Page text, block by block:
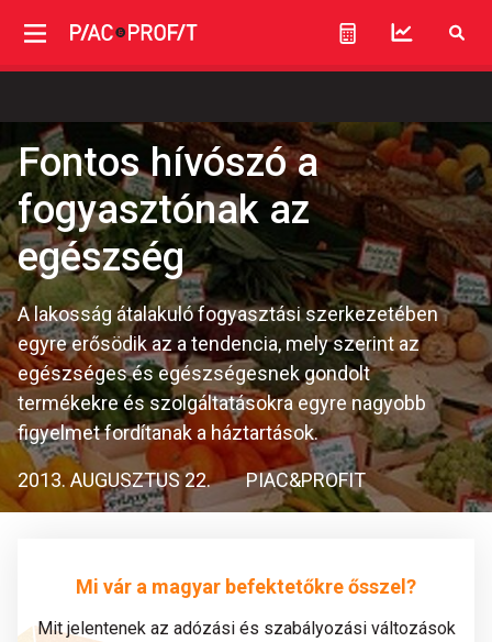
Fontos hívószó a
fogyasztónak az
egészség
A lakosság átalakuló fogyasztási szerkezetében
egyre erősödik az a tendencia, mely szerint az
egészséges és egészségesnek gondolt
termékekre és szolgáltatásokra egyre nagyobb
figyelmet fordítanak a háztartások.
2013. AUGUSZTUS 22. PIAC&PROFIT
Mi vár a magyar befektetőkre ősszel?
Mit jelentenek az adózási és szabályozási változások